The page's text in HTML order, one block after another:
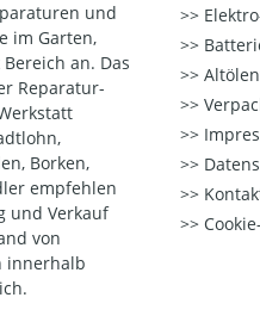
und
im Garten,
an. Das
Reparatur-
Borken,
empfehlen
und Verkauf
von
innerhalb